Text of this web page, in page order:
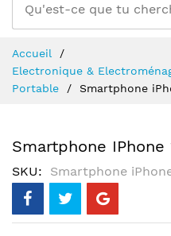
au
contenu
Accueil
Electronique &
Portable
Smartphone
Smartphone IPhone
SKU Smartphone